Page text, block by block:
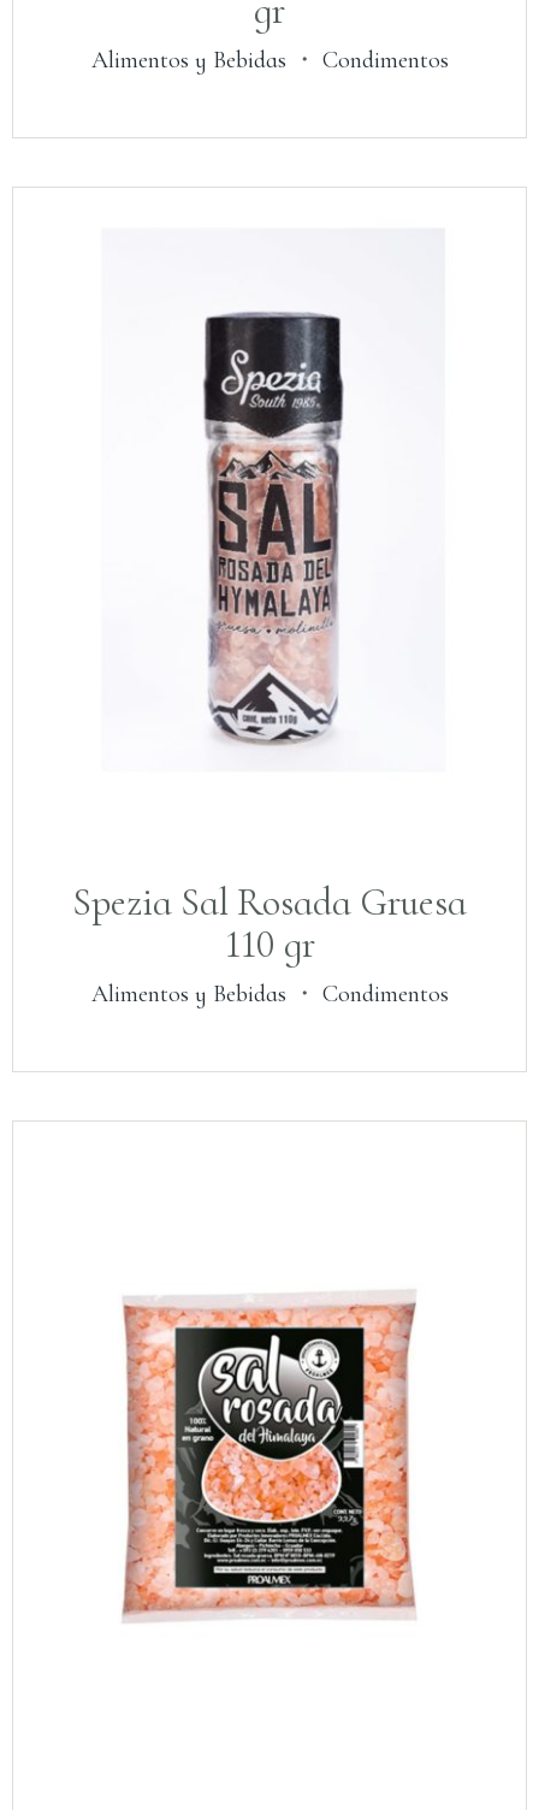
gr
Alimentos y Bebidas ・ Condimentos
Spezia Sal Rosada Gruesa
110 gr
Alimentos y Bebidas ・ Condimentos